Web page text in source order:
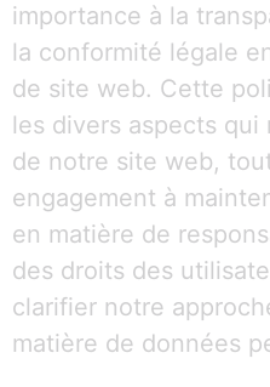
importance à la
la conformité légale
de site web. Cette
les divers aspects qui
de notre site web,
engagement à
en matière de
des droits des
clarifier notre
matière de données